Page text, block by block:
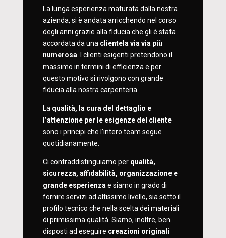
La lunga esperienza maturata dalla nostra
azienda, si è andata arricchendo nel corso
degli anni grazie alla fiducia che gli è stata
accordata da una clientela via via più
numerosa. I clienti esigenti pretendono il
massimo in termini di efficienza e per
questo motivo si rivolgono con grande
fiducia alla nostra carpenteria.
La qualità, la cura del dettaglio e
l’attenzione per le esigenze del cliente
sono i principi che l’intero team segue
quotidianamente.
Ci contraddistinguiamo per qualità,
sicurezza, affidabilità, organizzazione e
grande esperienzae siamo in grado di
fornire servizi ad altissimo livello, sia sotto il
profilo tecnico che nella scelta dei materiali
di primissima qualità. Siamo, inoltre, ben
disposti ad eseguire creazioni originali